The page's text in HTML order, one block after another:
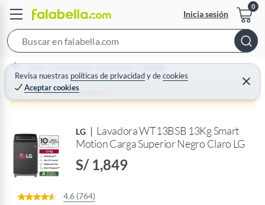
Inicia sesión
e
a
c
B
a
Revisa nuestras políticas de privacidadydecookies
Aceptar cookies
C
e
r
Home Electrohogar - Línea blanca Lavado
Producto sin stock :(
LG
Lavadora WT13BSB 13Kg Smart
Motion Carga Superior Negro Claro LG
S/ 1,849
4.6 (764)